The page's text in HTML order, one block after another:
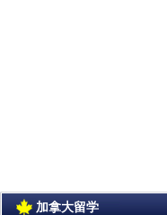
加拿大留学